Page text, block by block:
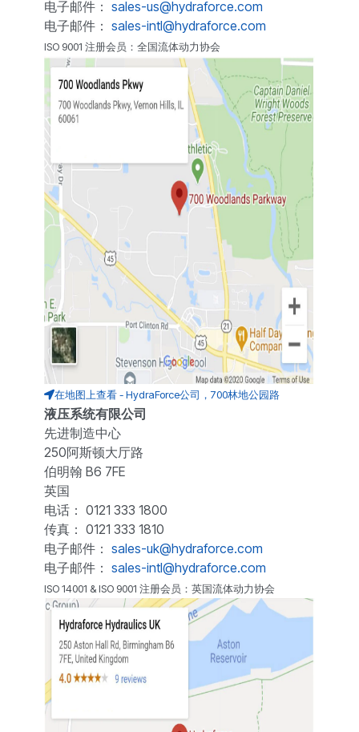
电子邮件： sales-us@hydraforce.com
电子邮件： sales-intl@hydraforce.com
ISO 9001 注册会员：全国流体动力协会
在地图上查看 - HydraForce公司，700林地公园路
液压系统有限公司
先进制造中心
250阿斯顿大厅路
伯明翰 B6 7FE
英国
电话： 0121 333 1800
传真： 0121 333 1810
电子邮件： sales-uk@hydraforce.com
电子邮件： sales-intl@hydraforce.com
ISO 14001 & ISO 9001 注册会员：英国流体动力协会